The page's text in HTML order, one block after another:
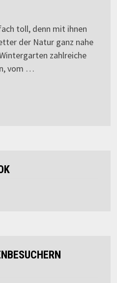
toll, denn mit ihnen
der Natur ganz nahe
zahlreiche
vom …